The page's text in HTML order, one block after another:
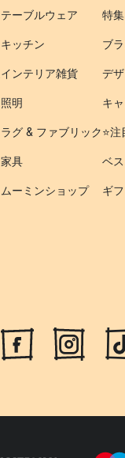
テーブルウェア
キッチン
インテリア雑貨
照明
ラグ & ファブリック
家具
ムーミンショップ
特集
ブ
デ
キ
⭐️
ベ
ギ